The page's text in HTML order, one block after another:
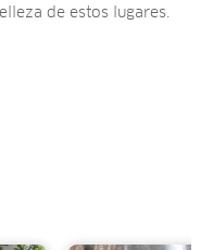
de estos lugares.